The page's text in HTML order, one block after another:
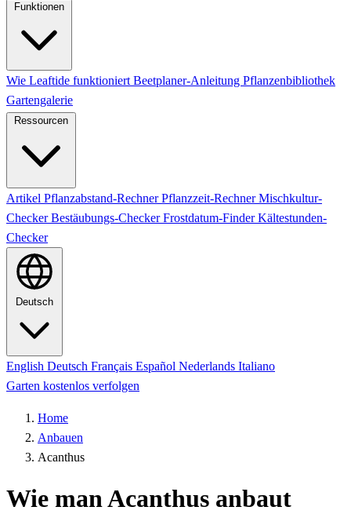
Funktionen
Wie Leaftide funktioniert Beetplaner-Anleitung Pflanzenbibliothek
Gartengalerie
Ressourcen
Artikel Pflanzabstand-RechnerPflanzzeit-RechnerMischkultur-
CheckerBestäubungs-CheckerFrostdatum-FinderKältestunden-
Checker
Deutsch
English Deutsch Français Español Nederlands Italiano
Garten kostenlos verfolgen
Home
Anbauen
Acanthus
Wie man Acanthus anbaut